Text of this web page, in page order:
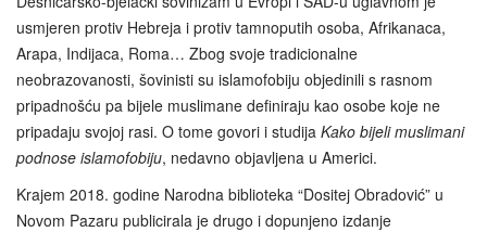
usmjeren protiv Hebreja i protiv tamnoputih osoba, Afrikanaca,
Arapa, Indijaca, Roma… Zbog svoje tradicionalne
neobrazovanosti, šovinisti su islamofobiju objedinili s rasnom
pripadnošću pa bijele muslimane definiraju kao osobe koje ne
pripadaju svojoj rasi. O tome govori i studija Kako bijeli muslimani
podnose islamofobiju, nedavno objavljena u Americi.
Krajem 2018. godine Narodna biblioteka “Dositej Obradović” u
Novom Pazaru publicirala je drugo i dopunjeno izdanje